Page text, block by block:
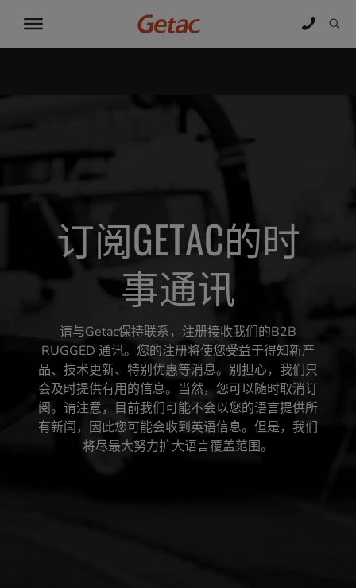
订阅GETAC的时
事通讯
请与Getac保持联系，注册接收我们的B2B
RUGGED 通讯。您的注册将使您受益于得知新产
品、技术更新、特别优惠等消息。别担心，我们只
会及时提供有用的信息。当然，您可以随时取消订
阅。请注意，目前我们可能不会以您的语言提供所
有新闻，因此您可能会收到英语信息。但是，我们
将尽最大努力扩大语言覆盖范围。